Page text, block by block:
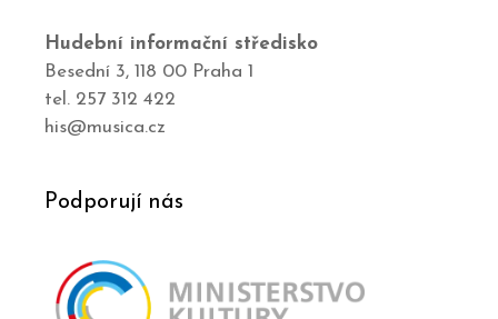
Hudební informační středisko
Besední 3, 118 00 Praha 1
tel. 257 312 422
his@musica.cz
Podporují nás